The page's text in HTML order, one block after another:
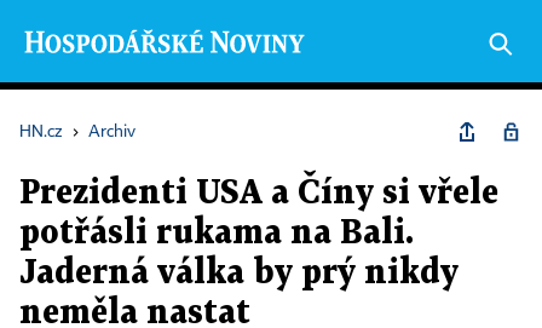
HN.cz › Archiv
Prezidenti USA a Číny si vřele
potřásli rukama na Bali.
Jaderná válka by prý nikdy
neměla nastat